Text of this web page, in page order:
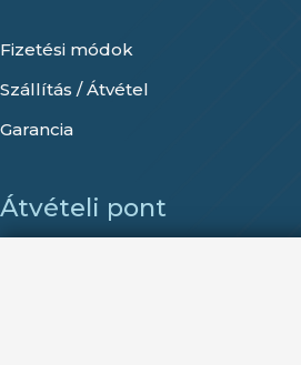
Fizetési módok
Szállítás / Átvétel
Garancia
Átvételi pont